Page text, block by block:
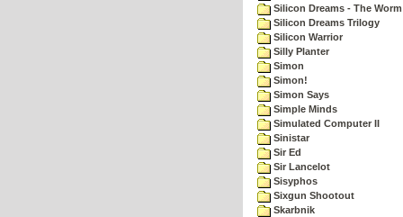
Silicon Dreams - The
Silicon Dreams Trilogy
Silicon Warrior
Silly Planter
Simon
Simon!
Simon Says
Simple Minds
Simulated Computer II
Sinistar
Sir Ed
Sir Lancelot
Sisyphos
Sixgun Shootout
Skarbnik